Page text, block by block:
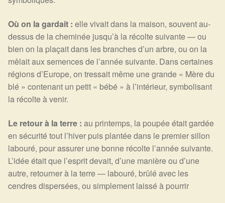
Où on la gardait : elle vivait dans la maison, souvent au-
dessus de la cheminée jusqu’à la récolte suivante — ou
bien on la plaçait dans les branches d’un arbre, ou on la
mêlait aux semences de l’année suivante. Dans certaines
régions d’Europe, on tressait même une grande « Mère du
blé » contenant un petit « bébé » à l’intérieur, symbolisant
la récolte à venir.
Le retour à la terre : au printemps, la poupée était gardée
en sécurité tout l’hiver puis plantée dans le premier sillon
labouré, pour assurer une bonne récolte l’année suivante.
L’idée était que l’esprit devait, d’une manière ou d’une
autre, retourner à la terre — labouré, brûlé avec les
cendres dispersées, ou simplement laissé à pourrir